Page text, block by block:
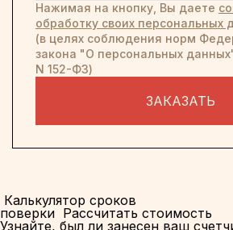
Нажимая на кнопку, Вы даете
обработку своих персональных
(в целях соблюдения норм
закона "О персональных
N 152-ФЗ)
ЗАКАЗАТЬ
Калькулятор сроков
поверки Рассчитать стоимость
Узнайте, был ли занесен ваш